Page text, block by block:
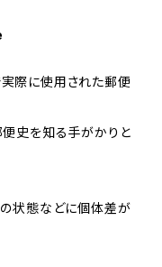
実際に使用された郵便
史を知る手がかりと
状態などに個体差が